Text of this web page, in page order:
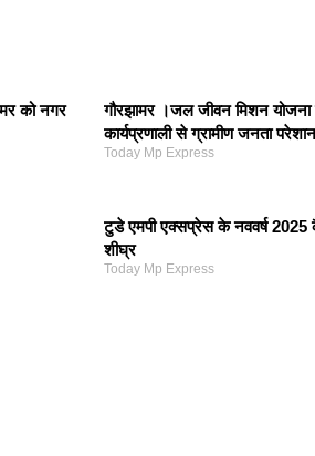
को नगर
गौरझामर ।जल जीवन मिशन
कार्यप्रणाली से ग्रामीण जनता
Today Mp Express
टुडे एमपी एक्सप्रेस के नववर्ष
शीघ्र
Today Mp Express